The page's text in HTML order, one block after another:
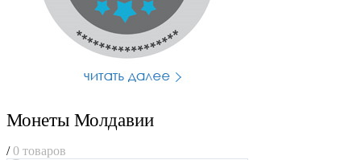
Монеты Молдавии
/ 0 товаров